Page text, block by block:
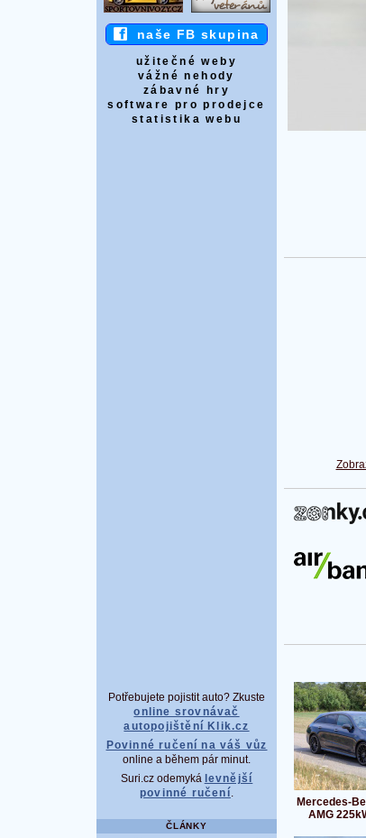
naše FB skupina
užitečné weby
vážné nehody
zábavné hry
software pro prodejce
statistika webu
Potřebujete pojistit auto? Zkuste
online srovnávač
autopojištění Klik.cz
Povinné ručení na váš vůz
online a během pár minut.
Suri.cz odemyká levnější
povinné ručení.
ČLÁNKY
Mercedes-
AMG